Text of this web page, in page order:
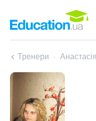
Тренери